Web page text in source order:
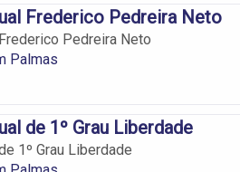
Frederico Pedreira Neto
Pedreira Neto
Palmas
de 1º Grau Liberdade
1º Grau Liberdade